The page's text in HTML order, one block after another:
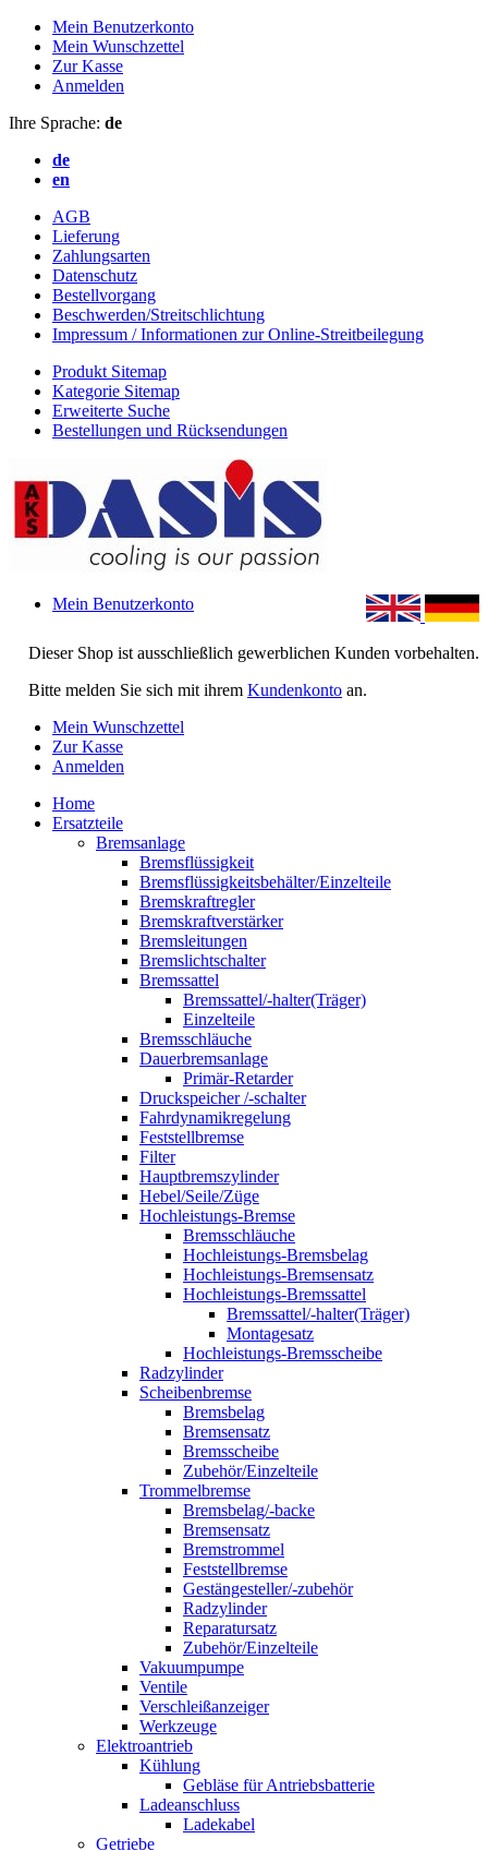
Mein Benutzerkonto
Mein Wunschzettel
Zur Kasse
Anmelden
Ihre Sprache: de
de
en
AGB
Lieferung
Zahlungsarten
Datenschutz
Bestellvorgang
Beschwerden/Streitschlichtung
Impressum / Informationen zur Online-Streitbeilegung
Produkt Sitemap
Kategorie Sitemap
Erweiterte Suche
Bestellungen und Rücksendungen
Dieser Shop ist ausschließlich gewerblichen Kunden vorbehalten.
Bitte melden Sie sich mit ihrem Kundenkonto an.
Mein Benutzerkonto
Mein Wunschzettel
Zur Kasse
Anmelden
Home
Ersatzteile
Bremsanlage
Bremsflüssigkeit
Bremsflüssigkeitsbehälter/Einzelteile
Bremskraftregler
Bremskraftverstärker
Bremsleitungen
Bremslichtschalter
Bremssattel
Bremssattel/-halter(Träger)
Einzelteile
Bremsschläuche
Dauerbremsanlage
Primär-Retarder
Druckspeicher /-schalter
Fahrdynamikregelung
Feststellbremse
Filter
Hauptbremszylinder
Hebel/Seile/Züge
Hochleistungs-Bremse
Bremsschläuche
Hochleistungs-Bremsbelag
Hochleistungs-Bremsensatz
Hochleistungs-Bremssattel
Bremssattel/-halter(Träger)
Montagesatz
Hochleistungs-Bremsscheibe
Radzylinder
Scheibenbremse
Bremsbelag
Bremsensatz
Bremsscheibe
Zubehör/Einzelteile
Trommelbremse
Bremsbelag/-backe
Bremsensatz
Bremstrommel
Feststellbremse
Gestängesteller/-zubehör
Radzylinder
Reparatursatz
Zubehör/Einzelteile
Vakuumpumpe
Ventile
Verschleißanzeiger
Werkzeuge
Elektroantrieb
Kühlung
Gebläse für Antriebsbatterie
Ladeanschluss
Ladekabel
Getriebe